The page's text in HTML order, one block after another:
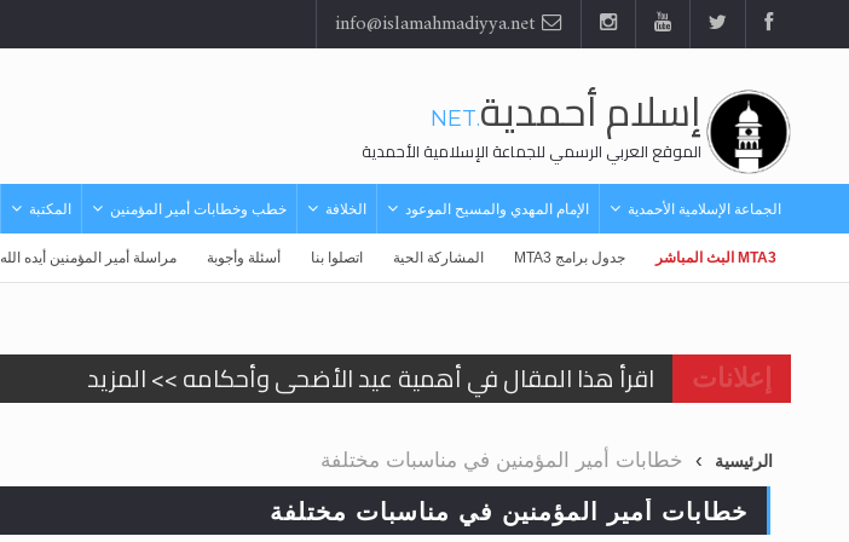
إسلام أحمدية.NET
الموقع العربي الرسمي للجماعة الإسلامية الأحمدية
الجماعة الإسلامية الأحمدية الإمام المهدي والمسيح الموعود الخلافة خطب وخطابات أمير المؤمنين المكتبة
MTA3 البث المباشر جدول برامج MTA3 المشاركة الحية اتصلوا بنا أسئلة وأجوبة مراسلة أمير المؤمنين أيده الله
إعلانات
اقرأ هذا المقال في أهمية عيد الأضحى وأحكامه >> المزيد
الحجّ.. دلالات، حِكم، وأهداف >> المزيد
الرئيسية خطابات أمير المؤمنين في مناسبات مختلفة
خطابات أمير المؤمنين في مناسبات مختلفة